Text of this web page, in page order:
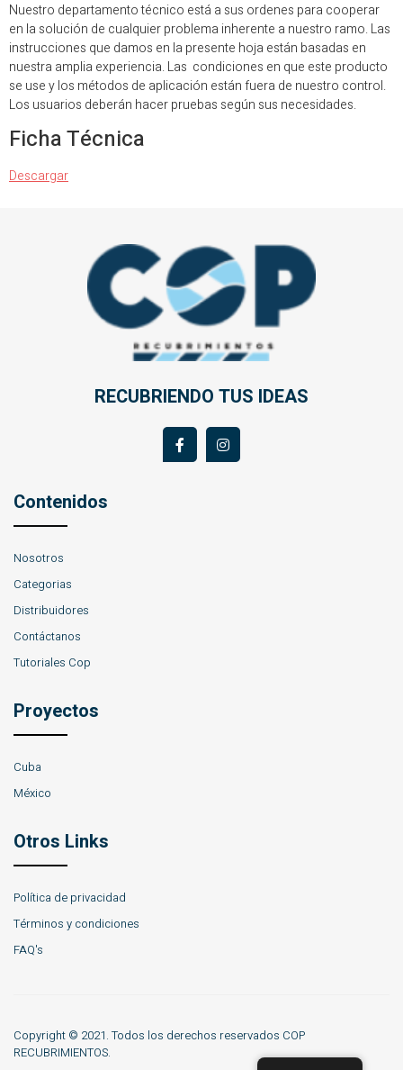
Nuestro departamento técnico está a sus ordenes para cooperar
en la solución de cualquier problema inherente a nuestro ramo. Las
instrucciones que damos en la presente hoja están basadas en
nuestra amplia experiencia. Las condiciones en que este producto
se use y los métodos de aplicación están fuera de nuestro control.
Los usuarios deberán hacer pruebas según sus necesidades.
Ficha Técnica
Descargar
RECUBRIENDO TUS IDEAS
Contenidos
Nosotros
Categorias
Distribuidores
Contáctanos
Tutoriales Cop
Proyectos
Cuba
México
Otros Links
Política de privacidad
Términos y condiciones
FAQ's
Copyright © 2021. Todos los derechos reservados COP
RECUBRIMIENTOS.